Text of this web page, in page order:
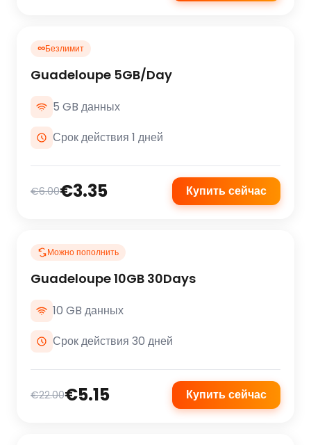
∞Безлимит
Guadeloupe 5GB/Day
5 GB данных
Срок действия 1 дней
€6.00€3.35 Купить сейчас
Можно пополнить
Guadeloupe 10GB 30Days
10 GB данных
Срок действия 30 дней
€22.00€5.15 Купить сейчас